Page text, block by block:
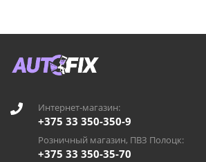
Интернет-магазин:
+375 33 350-350-9
Розничный магазин, ПВЗ Полоцк:
+375 33 350-35-70